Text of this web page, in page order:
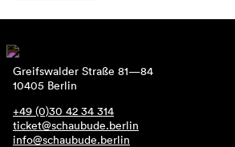
Greifswalder Straße 81—84
10405 Berlin
+49 (0)30 42 34 314
ticket@schaubude.berlin
info@schaubude.berlin